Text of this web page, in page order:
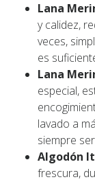
Lana
y calidez,
veces,
es
Lana
especial,
lavado a
siempre
Algodón
frescura,